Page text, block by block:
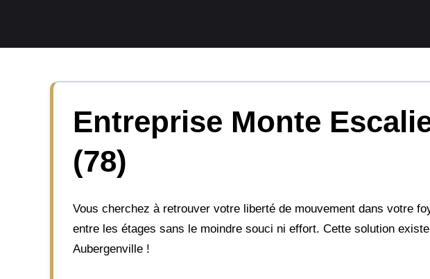
contenu
Entreprise Monte
(78)
Vous cherchez à retrouver votre liberté de mouvement dans votre
entre les étages sans le moindre souci ni effort. Cette solution
Aubergenville !